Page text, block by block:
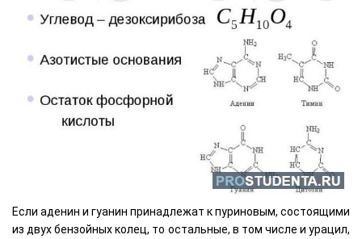
Если аденин и гуанин принадлежат к пуриновым, состоящими
из двух бензойных колец, то остальные, в том числе и урацил,